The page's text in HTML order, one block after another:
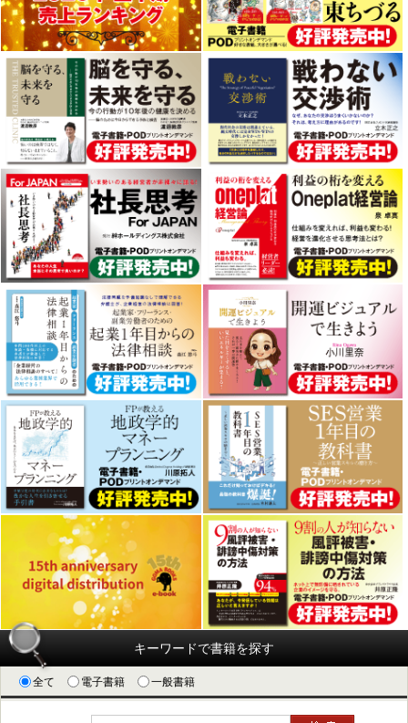
キーワードで書籍を探す
全て 電子書籍 一般書籍